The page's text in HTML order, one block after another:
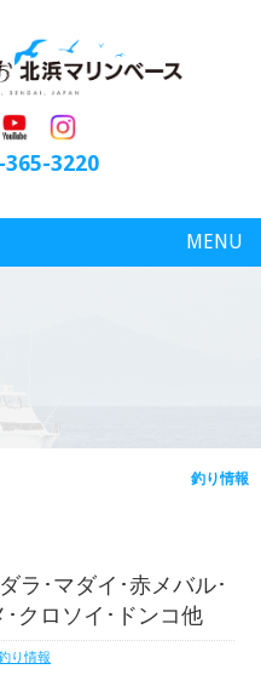
365-3220
MENU
釣り情報
･マダイ･赤メバル･
クロソイ･ドンコ他
り情報